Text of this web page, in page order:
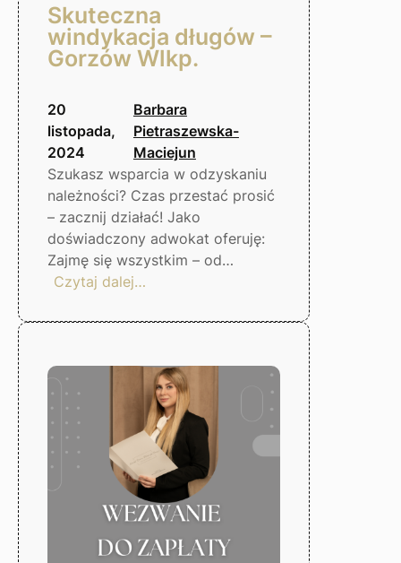
Skuteczna
windykacja długów –
Gorzów Wlkp.
20
listopada,
2024
Barbara
Pietraszewska-
Maciejun
Szukasz wsparcia w odzyskaniu
należności? Czas przestać prosić
– zacznij działać! Jako
doświadczony adwokat oferuję:
Zajmę się wszystkim – od…
Czytaj dalej…
windykacja
–
Gorzów
Wlkp.